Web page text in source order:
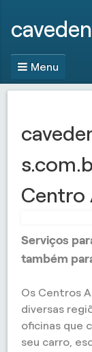
Menu
Centro
Serviços
também
Os Centros
diversas
oficinas que
seu carro,